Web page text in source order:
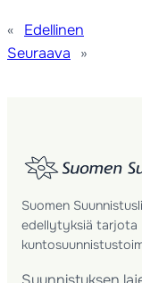
«
Edellinen
Seuraava
»
Suomen
edellytyksiä tarjota